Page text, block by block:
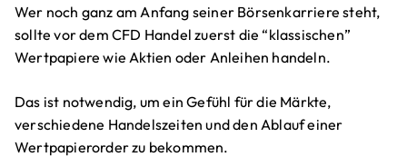
Wer noch ganz am Anfang seiner Börsenkarriere steht,
sollte vor dem CFD Handel zuerst die “klassischen”
Wertpapiere wie Aktien oder Anleihen handeln.
Das ist notwendig, um ein Gefühl für die Märkte,
verschiedene Handelszeiten und den Ablauf einer
Wertpapierorder zu bekommen.